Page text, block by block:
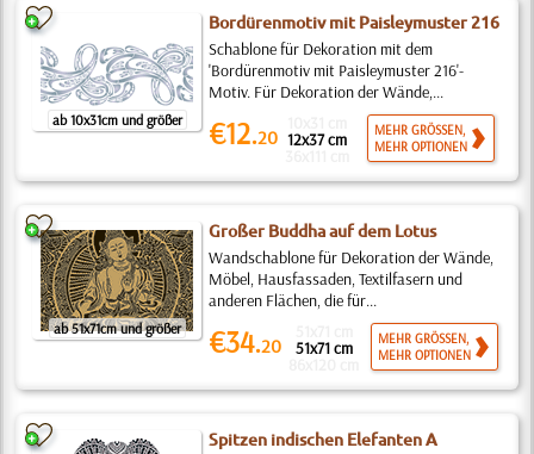
ab 10x31cm und größer
Bordürenmotiv mit Paisleymuster 216
Schablone für Dekoration mit dem
'Bordürenmotiv mit Paisleymuster 216'-
Motiv. Für Dekoration der Wände,...
€12.20 12x37 cm
MEHR GRÖSSEN,
MEHR OPTIONEN
ab 51x71cm und größer
Großer Buddha auf dem Lotus
Wandschablone für Dekoration der Wände,
Möbel, Hausfassaden, Textilfasern und
anderen Flächen, die für...
€34.20 51x71 cm
MEHR GRÖSSEN,
MEHR OPTIONEN
Spitzen indischen Elefanten A